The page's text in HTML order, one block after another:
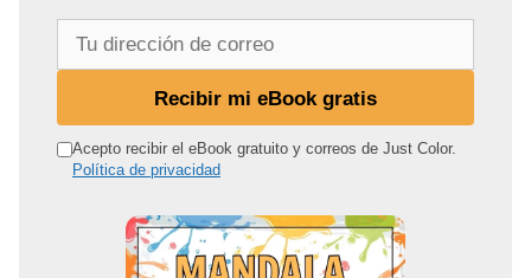
r
Recibir mi eBook gratis
Acepto recibir el eBook gratuito y correos de Just Color.
Política de privacidad